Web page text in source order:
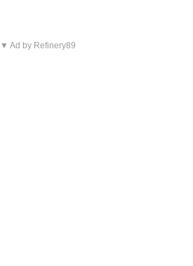
▼ Ad by Refinery89